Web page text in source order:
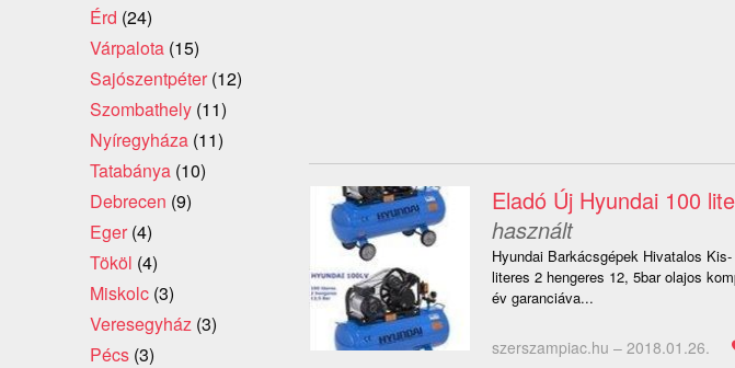
Eladó Új Hyundai 100
használt
Hyundai Barkácsgépek Hivatalos
literes 2 hengeres 12, 5bar olajos
év garanciáva...
szerszampiac.hu – 2018.01.26.
Érd (24)
Várpalota (15)
Sajószentpéter (12)
Szombathely (11)
Nyíregyháza (11)
Tatabánya (10)
Debrecen (9)
Eger (4)
Tököl (4)
Miskolc (3)
Veresegyház (3)
Pécs (3)